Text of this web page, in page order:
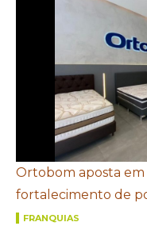
Ortobom aposta
fortalecimento de
FRANQUIAS